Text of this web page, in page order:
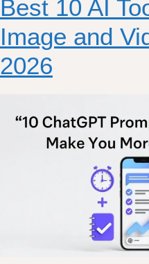
Best 10 AI
Image and
2026